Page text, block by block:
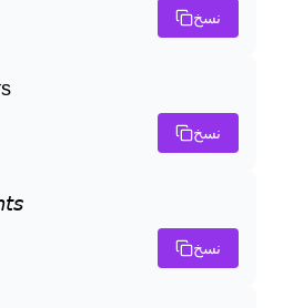
نسخ
نسخ
نسخ